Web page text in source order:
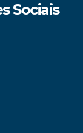
Sociais